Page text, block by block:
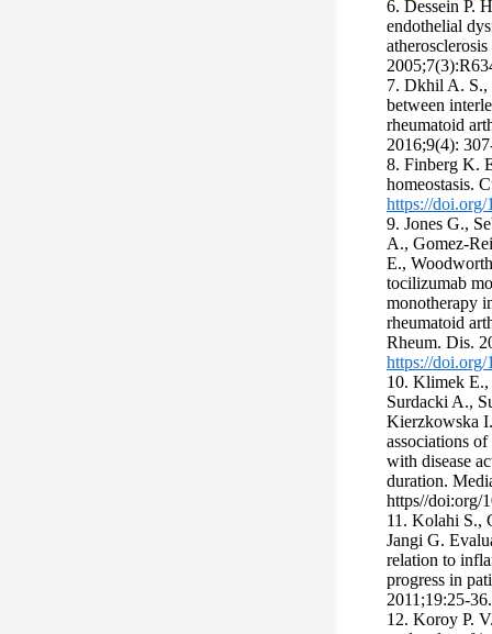
6. Dessein P.
endothelial
7. Dkhil A. S.,
between
rheumatoid
2016;9(4):
8. Finberg K.
homeostasis.
https://
9. Jones G.,
A., Gomez-
E.,
tocilizumab
monotherapy
rheumatoid
Rheum. Dis.
https://doi.org/
10. Klimek
Surdacki A.,
Kierzkowska
associations
with disease
duration.
https//doi:org/
11. Kolahi S.,
Jangi G.
relation to
progress in
2011;19:25-36.
12. Koroy P.